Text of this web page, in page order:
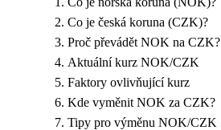
Co je česká koruna (CZK)?
Proč převádět NOK na CZK?
Aktuální kurz NOK/CZK
Faktory ovlivňující kurz
Kde vyměnit NOK za CZK?
Tipy pro výměnu NOK/CZK